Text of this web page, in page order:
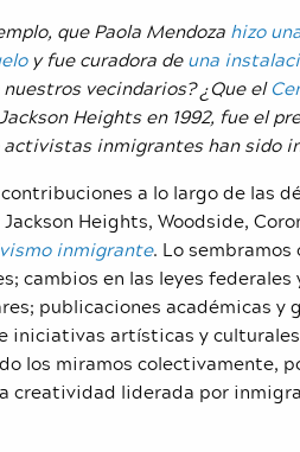
que Paola Mendoza hizo
y fue curadora deuna
vecindarios? ¿Que el
Heights en 1992, fue el
activistas inmigrantes han sido
a lo largo de las
Heights, Woodside,
inmigrante. Lo sembramos
cambios en las leyes
publicaciones académicas y
iniciativas artísticas y
los miramos colectivamente,
creatividad liderada por